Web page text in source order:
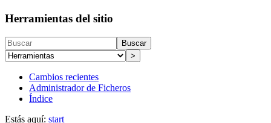
Herramientas del sitio
Buscar
>
Cambios recientes
Administrador de Ficheros
Índice
Estás aquí: start